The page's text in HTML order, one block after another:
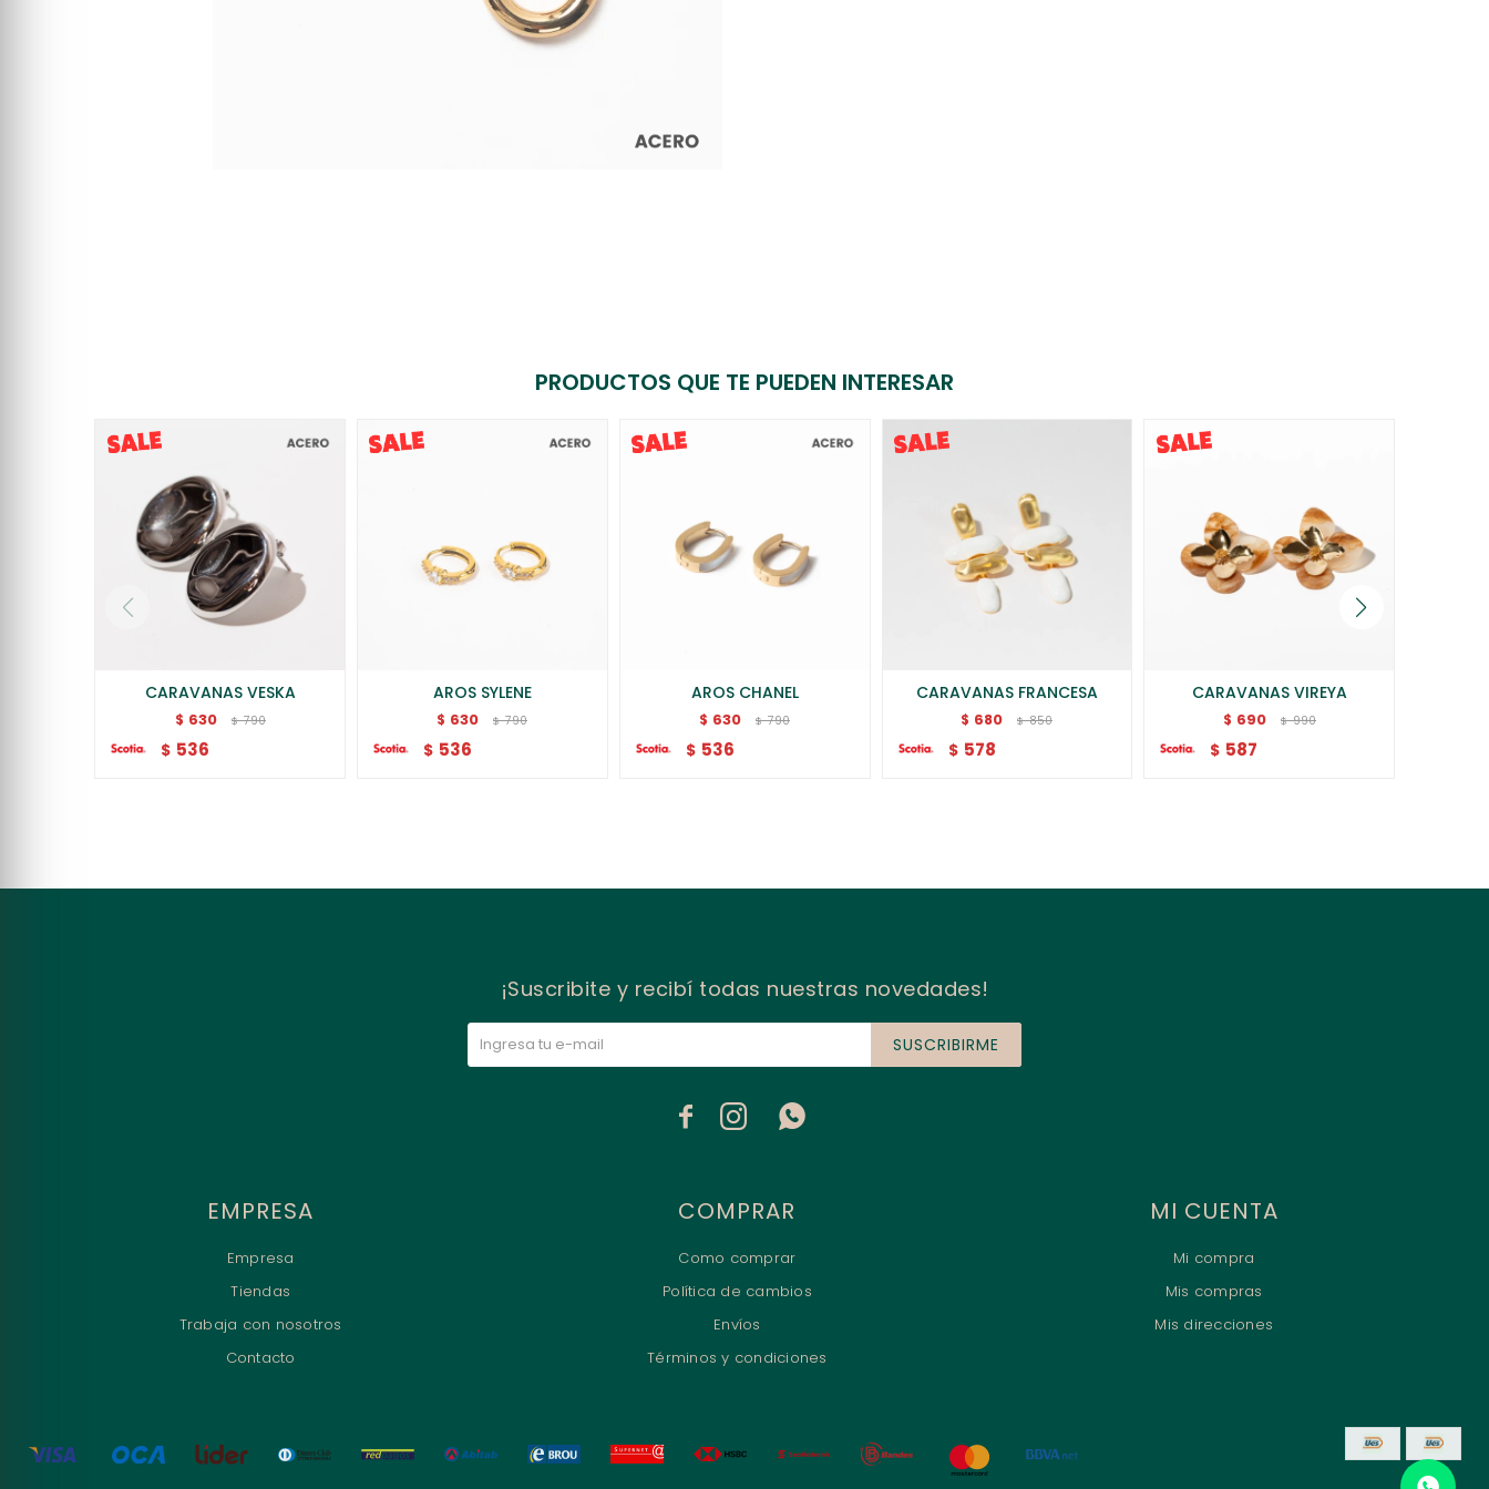
PRODUCTOS QUE TE PUEDEN INTERESAR
CARAVANAS VESKA
$ 630 $ 790
$ 536
AROS SYLENE
$ 630 $ 790
$ 536
AROS CHANEL
$ 630 $ 790
$ 536
CARAVANAS FRANCESA
$ 680 $ 850
$ 578
CARAVANAS VIREYA
$ 690 $ 990
$ 587
EMPRESA
Empresa
Tiendas
Trabaja con nosotros
Contacto
COMPRAR
Como comprar
Política de cambios
Envíos
Términos y condiciones
MI CUENTA
Mi compra
Mis compras
Mis direcciones
¡Suscribite y recibí todas nuestras novedades!
SUSCRIBIRME
  